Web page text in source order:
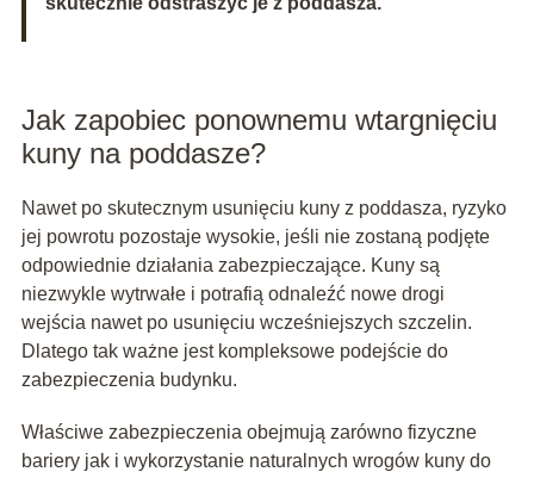
Jak zapobiec ponownemu wtargnięciu
kuny na poddasze?
Nawet po skutecznym usunięciu kuny z poddasza, ryzyko
jej powrotu pozostaje wysokie, jeśli nie zostaną podjęte
odpowiednie działania zabezpieczające. Kuny są
niezwykle wytrwałe i potrafią odnaleźć nowe drogi
wejścia nawet po usunięciu wcześniejszych szczelin.
Dlatego tak ważne jest kompleksowe podejście do
zabezpieczenia budynku.
Właściwe zabezpieczenia obejmują zarówno fizyczne
bariery jak i wykorzystanie naturalnych wrogów kuny do